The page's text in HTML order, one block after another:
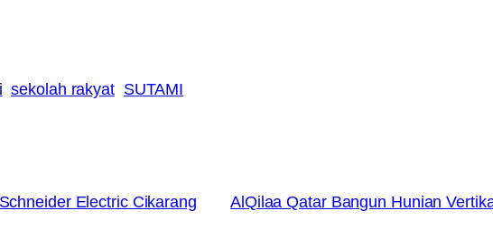
sekolah rakyat SUTAMI
Electric Cikarang AlQilaa Qatar Bangun Hunian